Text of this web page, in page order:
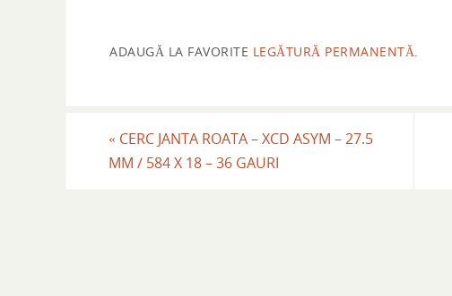
ADAUGĂ LA FAVORITE LEGĂTURĂ PERMANENTĂ
« CERC JANTA ROATA – XCD ASYM – 27.5
MM / 584 X 18 – 36 GAURI